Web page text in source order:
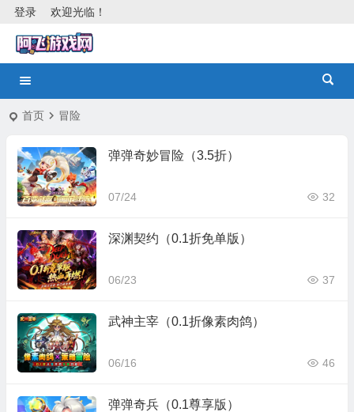
欢迎光临！
登录
首页 冒险
弹弹奇妙冒险（3.5折）
07/24 32
深渊契约（0.1折免单版）
06/23 37
武神主宰（0.1折像素肉鸽）
06/16 46
弹弹奇兵（0.1尊享版）